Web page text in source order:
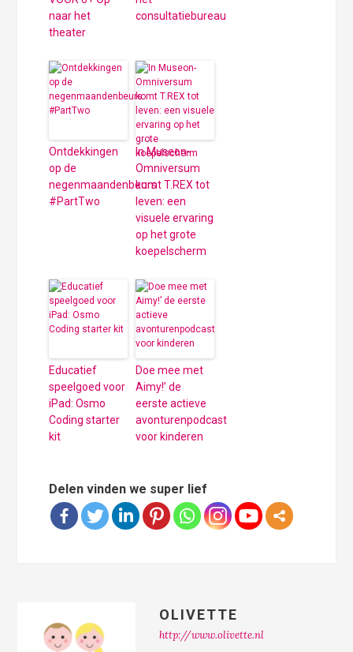
naar het
theater
consultatiebureau
Ontdekkingen
op de
negenmaandenbeurs
#PartTwo
In Museon-
Omniversum
komt T.REX tot
leven: een
visuele ervaring
op het grote
koepelscherm
Educatief
speelgoed voor
iPad: Osmo
Coding starter
kit
Doe mee met
Aimy!’ de
eerste actieve
avonturenpodcast
voor kinderen
Delen vinden we super lief
OLIVETTE
http://www.olivette.nl